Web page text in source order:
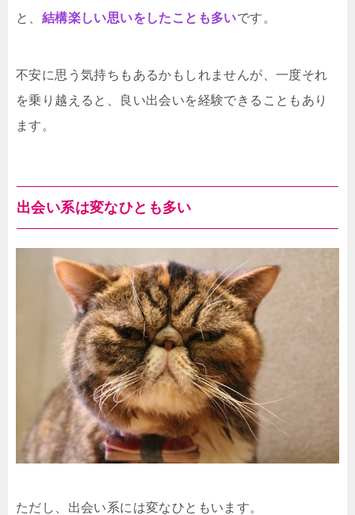
と、 結構楽しい思いをしたことも多いです。
不安に思う気持ちもあるかもしれませんが、一度それ
を乗り越えると、良い出会いを経験できることもあり
ます。
出会い系は変なひとも多い
ただし、出会い系には変なひともいます。